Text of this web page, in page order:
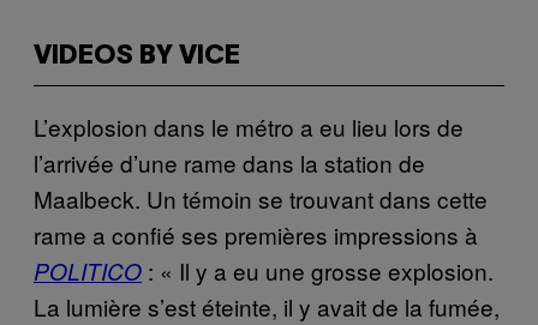
VIDEOS BY VICE
L’explosion dans le métro a eu lieu lors de
l’arrivée d’une rame dans la station de
Maalbeck. Un témoin se trouvant dans cette
rame a confié ses premières impressions à
POLITICO : « Il y a eu une grosse explosion.
La lumière s’est éteinte, il y avait de la fumée,